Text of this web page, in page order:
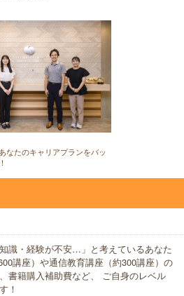
なたのキャリアプランをバッ
識・経験が不安…」と考えているあなた
講座）や通信教育講座（約300講座）の
書籍購入補助費など、 ご自身のレベル
！